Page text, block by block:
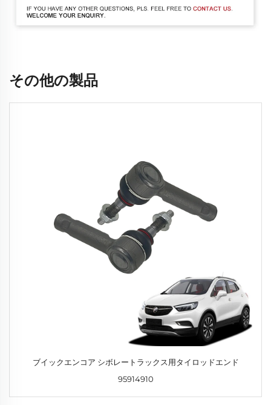
その他の製品
ブイックエンコア シボレートラックス用タイロッドエンド
95914910